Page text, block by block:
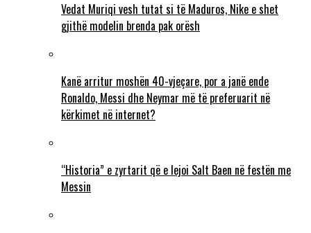
Vedat Muriqi vesh tutat si të Maduros, Nike e shet
gjithë modelin brenda pak orësh
Kanë arritur moshën 40-vjeçare, por a janë ende
Ronaldo, Messi dhe Neymar më të preferuarit në
kërkimet në internet?
“Historia” e zyrtarit që e lejoi Salt Baen në festën me
Messin